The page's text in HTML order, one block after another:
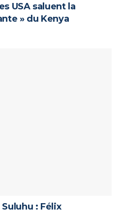
USA saluent la
» du Kenya
: Félix